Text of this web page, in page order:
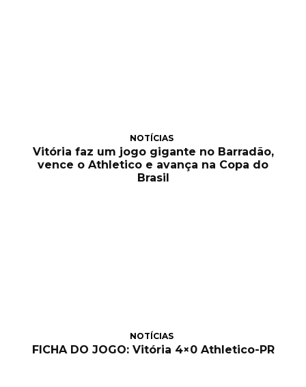
NOTÍCIAS
Vitória faz um jogo gigante no Barradão,
vence o Athletico e avança na Copa do
Brasil
NOTÍCIAS
FICHA DO JOGO: Vitória 4×0 Athletico-PR